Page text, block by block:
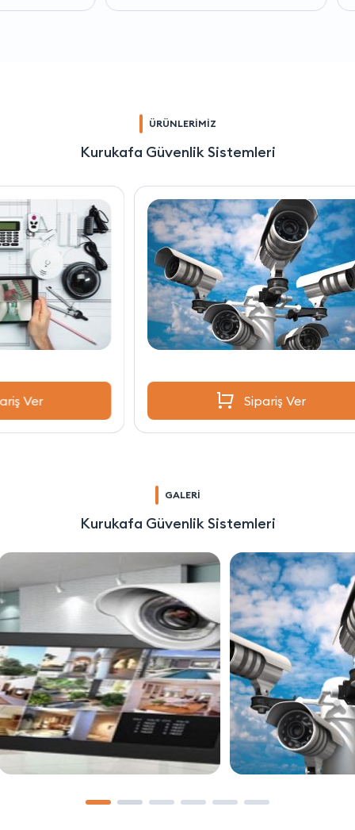
ÜRÜNLERİMİZ
Kurukafa Güvenlik Sistemleri
Sipariş Ver
GALERİ
Kurukafa Güvenlik Sistemleri